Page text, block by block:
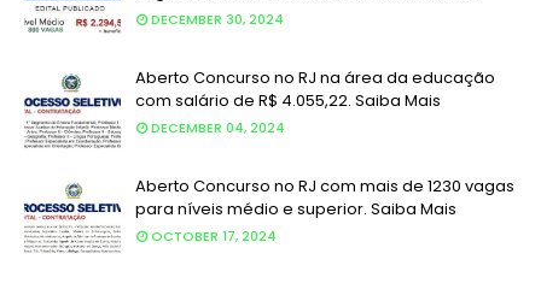
DECEMBER 30, 2024
Aberto Concurso no RJ na área da educação
com salário de R$ 4.055,22. Saiba Mais
DECEMBER 04, 2024
Aberto Concurso no RJ com mais de 1230 vagas
para níveis médio e superior. Saiba Mais
OCTOBER 17, 2024